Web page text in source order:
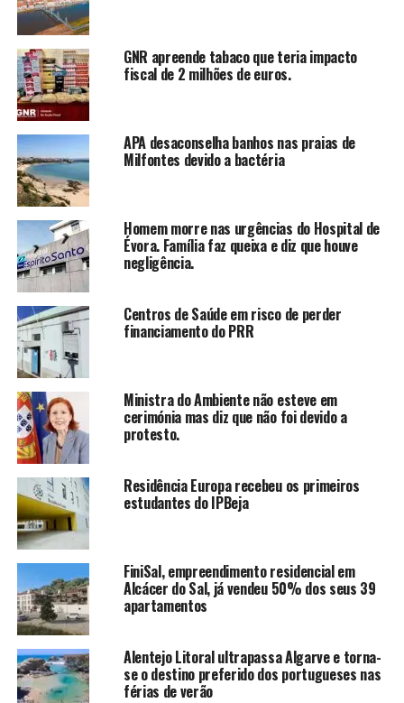
GNR apreende tabaco que teria impacto
fiscal de 2 milhões de euros.
APA desaconselha banhos nas praias de
Milfontes devido a bactéria
Homem morre nas urgências do Hospital de
Évora. Família faz queixa e diz que houve
negligência.
Centros de Saúde em risco de perder
financiamento do PRR
Ministra do Ambiente não esteve em
cerimónia mas diz que não foi devido a
protesto.
Residência Europa recebeu os primeiros
estudantes do IPBeja
FiniSal, empreendimento residencial em
Alcácer do Sal, já vendeu 50% dos seus 39
apartamentos
Alentejo Litoral ultrapassa Algarve e torna-
se o destino preferido dos portugueses nas
férias de verão